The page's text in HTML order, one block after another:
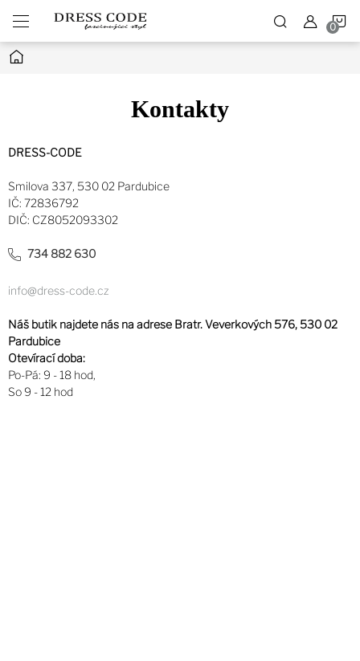
obsah
Domů
Kontakty
DRESS-CODE
Smilova 337, 530 02 Pardubice
IČ: 72836792
DIČ: CZ8052093302
734 882 630
info@dress-code.cz
Náš butik najdete nás na adrese Bratr. Veverkových 576, 530 02
Pardubice
Otevírací doba:
Po-Pá: 9 - 18 hod,
So 9 - 12 hod